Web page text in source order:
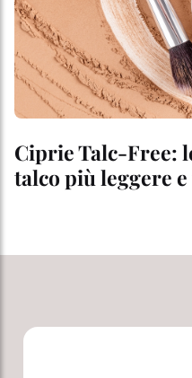
Ciprie Talc-Free:
talco più leggere